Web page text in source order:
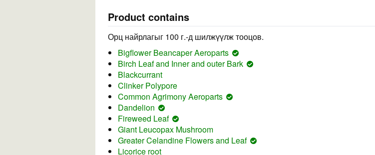
Product contains
Орц найрлагыг 100 г.-д шилжүүлж тооцов.
Bigflower Beancaper Aeroparts
Birch Leaf and Inner and outer Bark
Blackcurrant
Clinker Polypore
Common Agrimony Aeroparts
Dandelion
Fireweed Leaf
Giant Leucopax Mushroom
Greater Celandine Flowers and Leaf
Licorice root